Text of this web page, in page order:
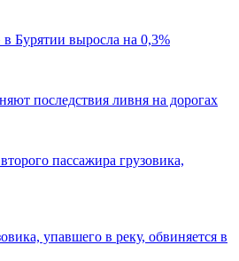
Бурятии выросла на 0,3%
последствия ливня на дорогах
пассажира грузовика,
упавшего в реку, обвиняется в